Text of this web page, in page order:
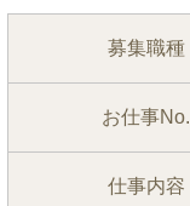
募集職種
お仕事No.
仕事内容